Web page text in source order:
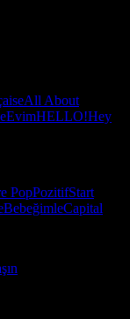
All About
EvimHELLO!Hey
PopPozitifStart
BebeğimleCapital